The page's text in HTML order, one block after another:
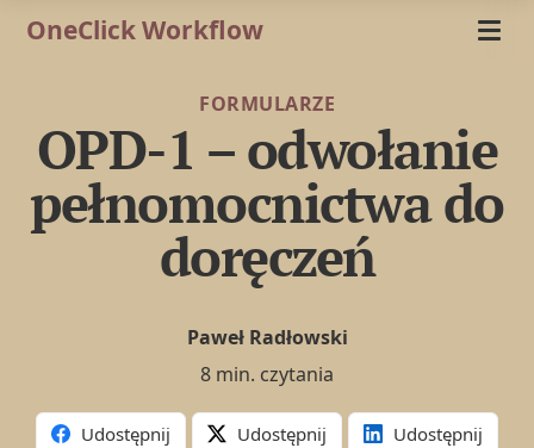
OneClick Workflow
FORMULARZE
OPD-1 – odwołanie
pełnomocnictwa do
doręczeń
Paweł Radłowski
8 min. czytania
Udostępnij Udostępnij Udostępnij